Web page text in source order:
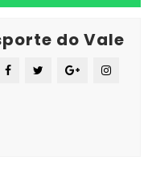
do Vale